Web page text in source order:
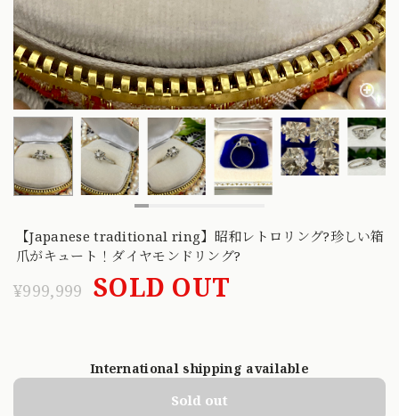
【Japanese traditional ring】昭和レトロリング?珍しい箱
爪がキュート！ダイヤモンドリング?
¥999,999 SOLD OUT
International shipping available
Sold out